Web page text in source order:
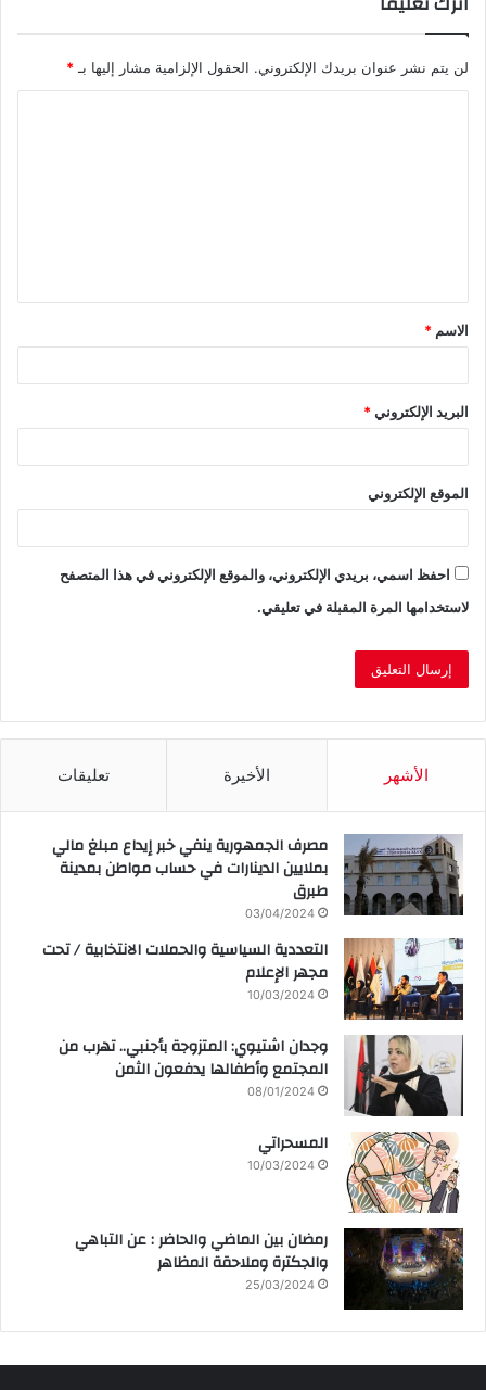
لن يتم نشر عنوان بريدك الإلكتروني. الحقول الإلزامية مشار إليها بـ *
ق
*
الاسم *
البريد الإلكتروني*
الموقع الإلكتروني
احفظ اسمي، بريدي الإلكتروني، والموقع الإلكتروني في هذا المتصفح
لاستخدامها المرة المقبلة في تعليقي.
الأشهر الأخيرة تعليقات
مصرف الجمهورية ينفي خبر إيداع مبلغ مالي
بملايين الدينارات في حساب مواطن بمدينة
طبرق
03/04/2024
التعددية السياسية والحملات الانتخابية / تحت
مجهر الإعلام
10/03/2024
وجدان اشتيوي: المتزوجة بأجنبي.. تهرب من
المجتمع وأطفالها يدفعون الثمن
08/01/2024
المسحراتي
10/03/2024
رمضان بين الماضي والحاضر : عن التباهي
والجكترة وملاحقة المظاهر
25/03/2024